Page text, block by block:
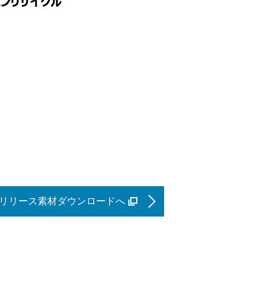
リリース素材ダウンロードへ